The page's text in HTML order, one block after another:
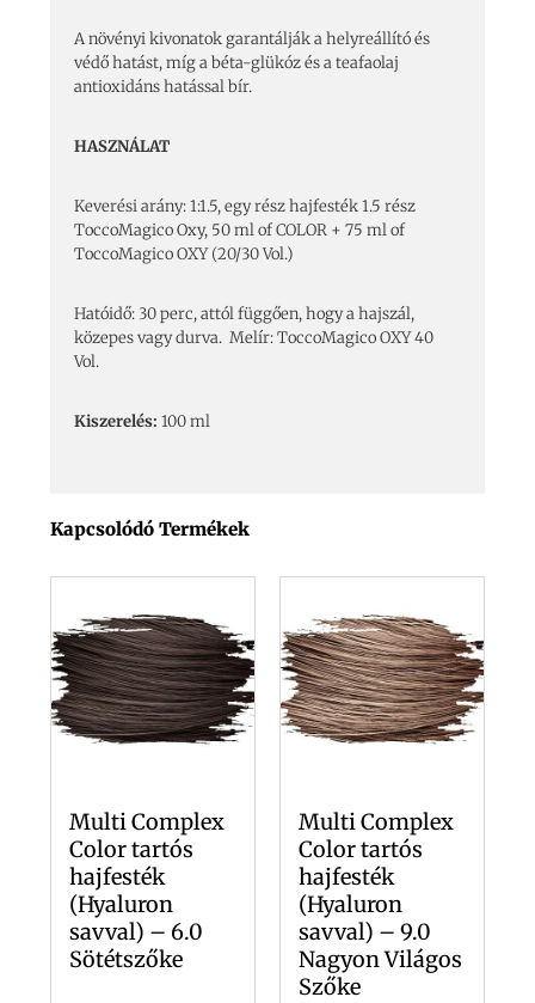
A növényi kivonatok garantálják a helyreállító és
védő hatást, míg a béta-glükóz és a teafaolaj
antioxidáns hatással bír.
HASZNÁLAT
Keverési arány: 1:1.5, egy rész hajfesték 1.5 rész
ToccoMagico Oxy, 50 ml of COLOR + 75 ml of
ToccoMagico OXY (20/30 Vol.)
Hatóidő: 30 perc, attól függően, hogy a hajszál,
közepes vagy durva. Melír: ToccoMagico OXY 40
Vol.
Kiszerelés:100 ml
Kapcsolódó Termékek
Multi Complex
Color tartós
hajfesték
(Hyaluron
savval) – 6.0
Sötétszőke
Multi Complex
Color tartós
hajfesték
(Hyaluron
savval) – 9.0
Nagyon Világos
Szőke